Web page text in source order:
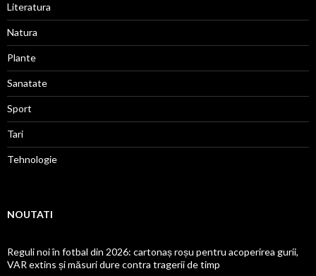
Literatura
Natura
Plante
Sanatate
Sport
Tari
Tehnologie
NOUTATI
Reguli noi în fotbal din 2026: cartonaș roșu pentru acoperirea gurii,
VAR extins și măsuri dure contra tragerii de timp